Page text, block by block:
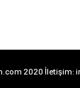
2020